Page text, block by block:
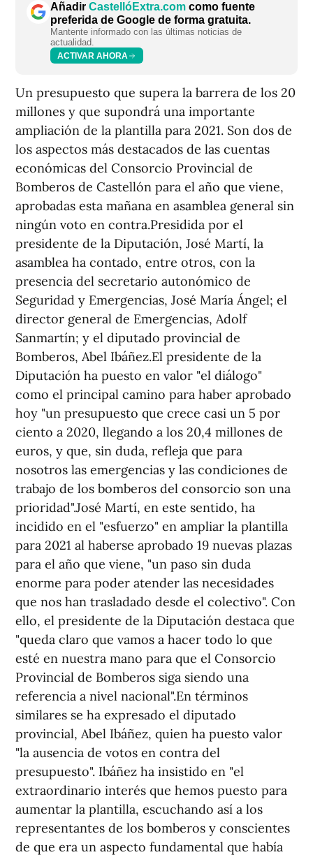
Añadir CastellóExtra.com como fuente
preferida de Google de forma gratuita.
Mantente informado con las últimas noticias de
actualidad.
ACTIVAR AHORA
Un presupuesto que supera la barrera de los 20
millones y que supondrá una importante
ampliación de la plantilla para 2021. Son dos de
los aspectos más destacados de las cuentas
económicas del Consorcio Provincial de
Bomberos de Castellón para el año que viene,
aprobadas esta mañana en asamblea general sin
ningún voto en contra.Presidida por el
presidente de la Diputación, José Martí, la
asamblea ha contado, entre otros, con la
presencia del secretario autonómico de
Seguridad y Emergencias, José María Ángel; el
director general de Emergencias, Adolf
Sanmartín; y el diputado provincial de
Bomberos, Abel Ibáñez.El presidente de la
Diputación ha puesto en valor "el diálogo"
como el principal camino para haber aprobado
hoy "un presupuesto que crece casi un 5 por
ciento a 2020, llegando a los 20,4 millones de
euros, y que, sin duda, refleja que para
nosotros las emergencias y las condiciones de
trabajo de los bomberos del consorcio son una
prioridad".José Martí, en este sentido, ha
incidido en el "esfuerzo" en ampliar la plantilla
para 2021 al haberse aprobado 19 nuevas plazas
para el año que viene, "un paso sin duda
enorme para poder atender las necesidades
que nos han trasladado desde el colectivo". Con
ello, el presidente de la Diputación destaca que
"queda claro que vamos a hacer todo lo que
esté en nuestra mano para que el Consorcio
Provincial de Bomberos siga siendo una
referencia a nivel nacional".En términos
similares se ha expresado el diputado
provincial, Abel Ibáñez, quien ha puesto valor
"la ausencia de votos en contra del
presupuesto". Ibáñez ha insistido en "el
extraordinario interés que hemos puesto para
aumentar la plantilla, escuchando así a los
representantes de los bomberos y conscientes
de que era un aspecto fundamental que había